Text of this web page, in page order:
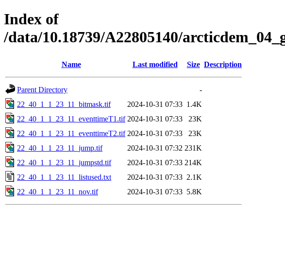
Index of
/data/10.18739/A22805140/
Name Last modified Size Description
Parent Directory
-
22_40_1_1_23_11_bitmask.tif
2024-10-31 07:33 1.4K
22_40_1_1_23_11_eventtimeT1.tif 2024-10-31 07:33
23K
22_40_1_1_23_11_eventtimeT2.tif 2024-10-31 07:33
23K
22_40_1_1_23_11_jump.tif
2024-10-31 07:32 231K
22_40_1_1_23_11_jumpstd.tif
2024-10-31 07:33 214K
22_40_1_1_23_11_listused.txt
2024-10-31 07:33 2.1K
22_40_1_1_23_11_nov.tif
2024-10-31 07:33 5.8K